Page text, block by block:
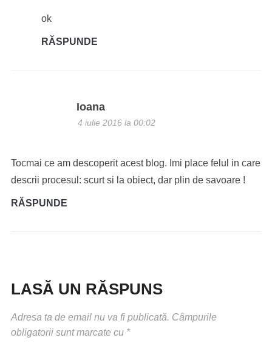
ok
RĂSPUNDE
Ioana
4 iulie 2016 la 00:02
Tocmai ce am descoperit acest blog. Imi place felul in care
descrii procesul: scurt si la obiect, dar plin de savoare !
RĂSPUNDE
LASĂ UN RĂSPUNS
Adresa ta de email nu va fi publicată. Câmpurile
obligatorii sunt marcate cu *